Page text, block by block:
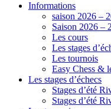
Informations
saison 2026 –
Saison 2026 –
Les cours
Les stages
Les tournois
Easy Chess &
Les stages d’échecs
Stages d’été
Stages d’été